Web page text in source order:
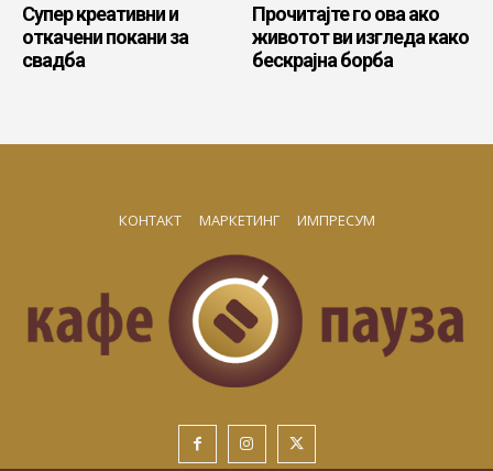
Супер креативни и
откачени покани за
свадба
Прочитајте го ова ако
животот ви изгледа како
бескрајна борба
КОНТАКТ МАРКЕТИНГ ИМПРЕСУМ